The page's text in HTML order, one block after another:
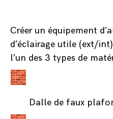
Créer un équipement
d’éclairage utile (ext/
l’un des 3 types de
Dalle de faux